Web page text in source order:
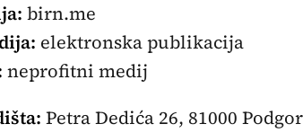
birn.me
elektronska publikacija
neprofitni medij
Petra Dedića 26, 81000